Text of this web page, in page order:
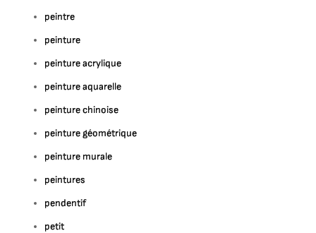
peintre
peinture
peinture acrylique
peinture aquarelle
peinture chinoise
peinture géométrique
peinture murale
peintures
pendentif
petit